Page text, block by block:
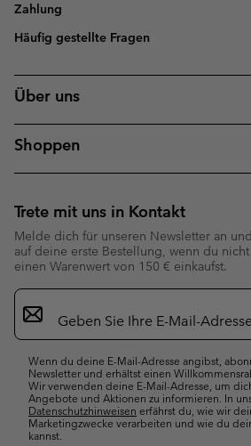
Zahlung
Häufig gestellte Fragen
Über uns
Shoppen
Trete mit uns in Kontakt
Melde dich für unseren Newsletter an
auf deine erste Bestellung, wenn du
einen Warenwert von 150 € einkaufst.
Newsletter-
Anmeldung
Wenn du deine E-Mail-Adresse angibst,
Newsletter und erhältst einen
Wir verwenden deine E-Mail-Adresse, um
Angebote und Aktionen zu informieren. In
Datenschutzhinweisen erfährst du, wie wir
Marketingzwecke verarbeiten und wie du
kannst.